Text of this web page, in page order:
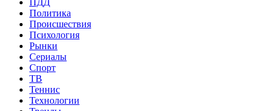
Политика
Происшествия
Психология
Рынки
Сериалы
Спорт
ТВ
Теннис
Технологии